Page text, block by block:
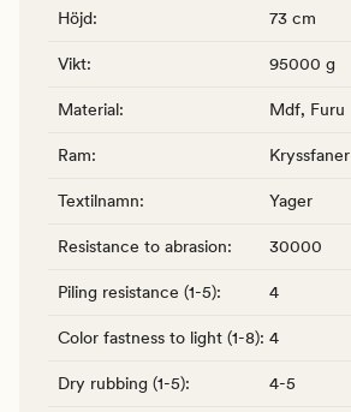
Höjd: 73 cm
Vikt: 95000 g
Material: Mdf, Furu
Ram: Kryssfaner
Textilnamn: Yager
Resistance to abrasion: 30000
Piling resistance (1-5): 4
Color fastness to light (1-8): 4
Dry rubbing (1-5): 4-5